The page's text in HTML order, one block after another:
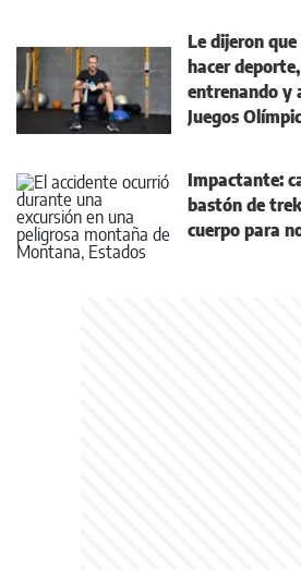
Le dijeron
hacer
entrenando y
Juegos
Impactante:
bastón de
cuerpo para